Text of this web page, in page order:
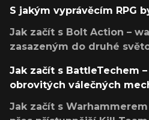
S jakým vyprávěcím RPG
Jak začít s Bolt Action –
zasazeným do druhé
Jak začít s BattleTechem
obrovitých válečných
Jak začít s